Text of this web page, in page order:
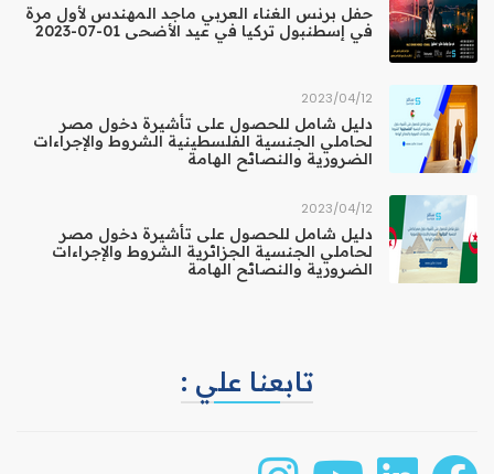
حفل برنس الغناء العربي ماجد المهندس لأول مرة
في إسطنبول تركيا في عيد الأضحى 01-07-2023
12‏/04‏/2023
دليل شامل للحصول على تأشيرة دخول مصر
لحاملي الجنسية الفلسطينية الشروط والإجراءات
الضرورية والنصائح الهامة
12‏/04‏/2023
دليل شامل للحصول على تأشيرة دخول مصر
لحاملي الجنسية الجزائرية الشروط والإجراءات
الضرورية والنصائح الهامة
تابعنا علي :